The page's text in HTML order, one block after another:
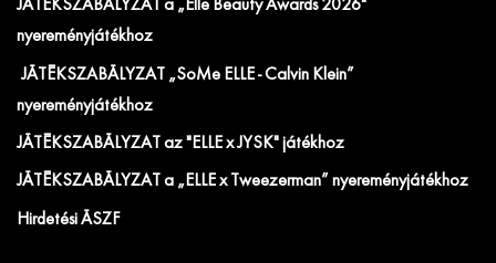
JÁTÉKSZABÁLYZAT a „Elle Beauty Awards 2026"
nyereményjátékhoz
JÁTÉKSZABÁLYZAT „SoMe ELLE - Calvin Klein”
nyereményjátékhoz
JÁTÉKSZABÁLYZAT az "ELLE x JYSK" játékhoz
JÁTÉKSZABÁLYZAT a „ELLE x Tweezerman” nyereményjátékhoz
Hirdetési ÁSZF